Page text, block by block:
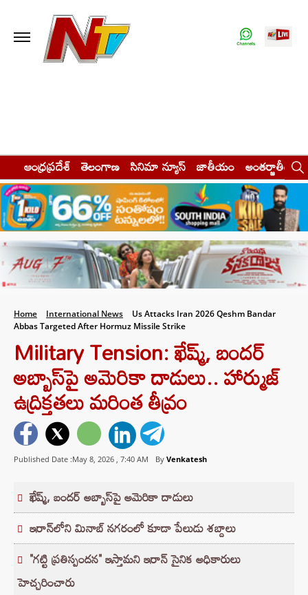
ఆంధ్రప్రదేశ్ తెలంగాణ సినిమా న్యూస్ జాతీయం అంతర్జాతీయం
Home International News
Us Attacks Iran 2026 Qeshm Bandar
Abbas Targeted After Hormuz Missile Strike
Military Tension: ఖేష్మ్, బందర్
అబ్బాస్‌పై అమెరికా దాడులు.. హార్ముజ్
ఉద్రిక్తతలు మరింత తీవ్రం
Published Date :May 8, 2026 , 7:40 AM By Venkatesh
ఖేష్మ్, బందర్ అబ్బాస్‌పై అమెరికా దాడులు
ఇరాన్‌లోని మినాబ్ నగరంలో కూడా పేలుడు శబ్దాలు
"గట్టి ప్రతిస్పందన" ఇస్తామని ఇరాన్ సైనిక అధికారులు
హెచ్చరించారు